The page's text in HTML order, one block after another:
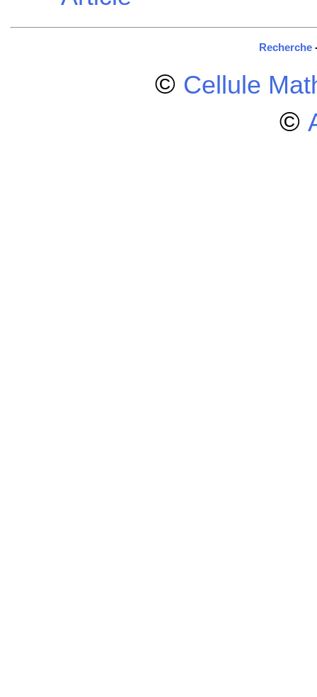
Recherche
© Cellule
©